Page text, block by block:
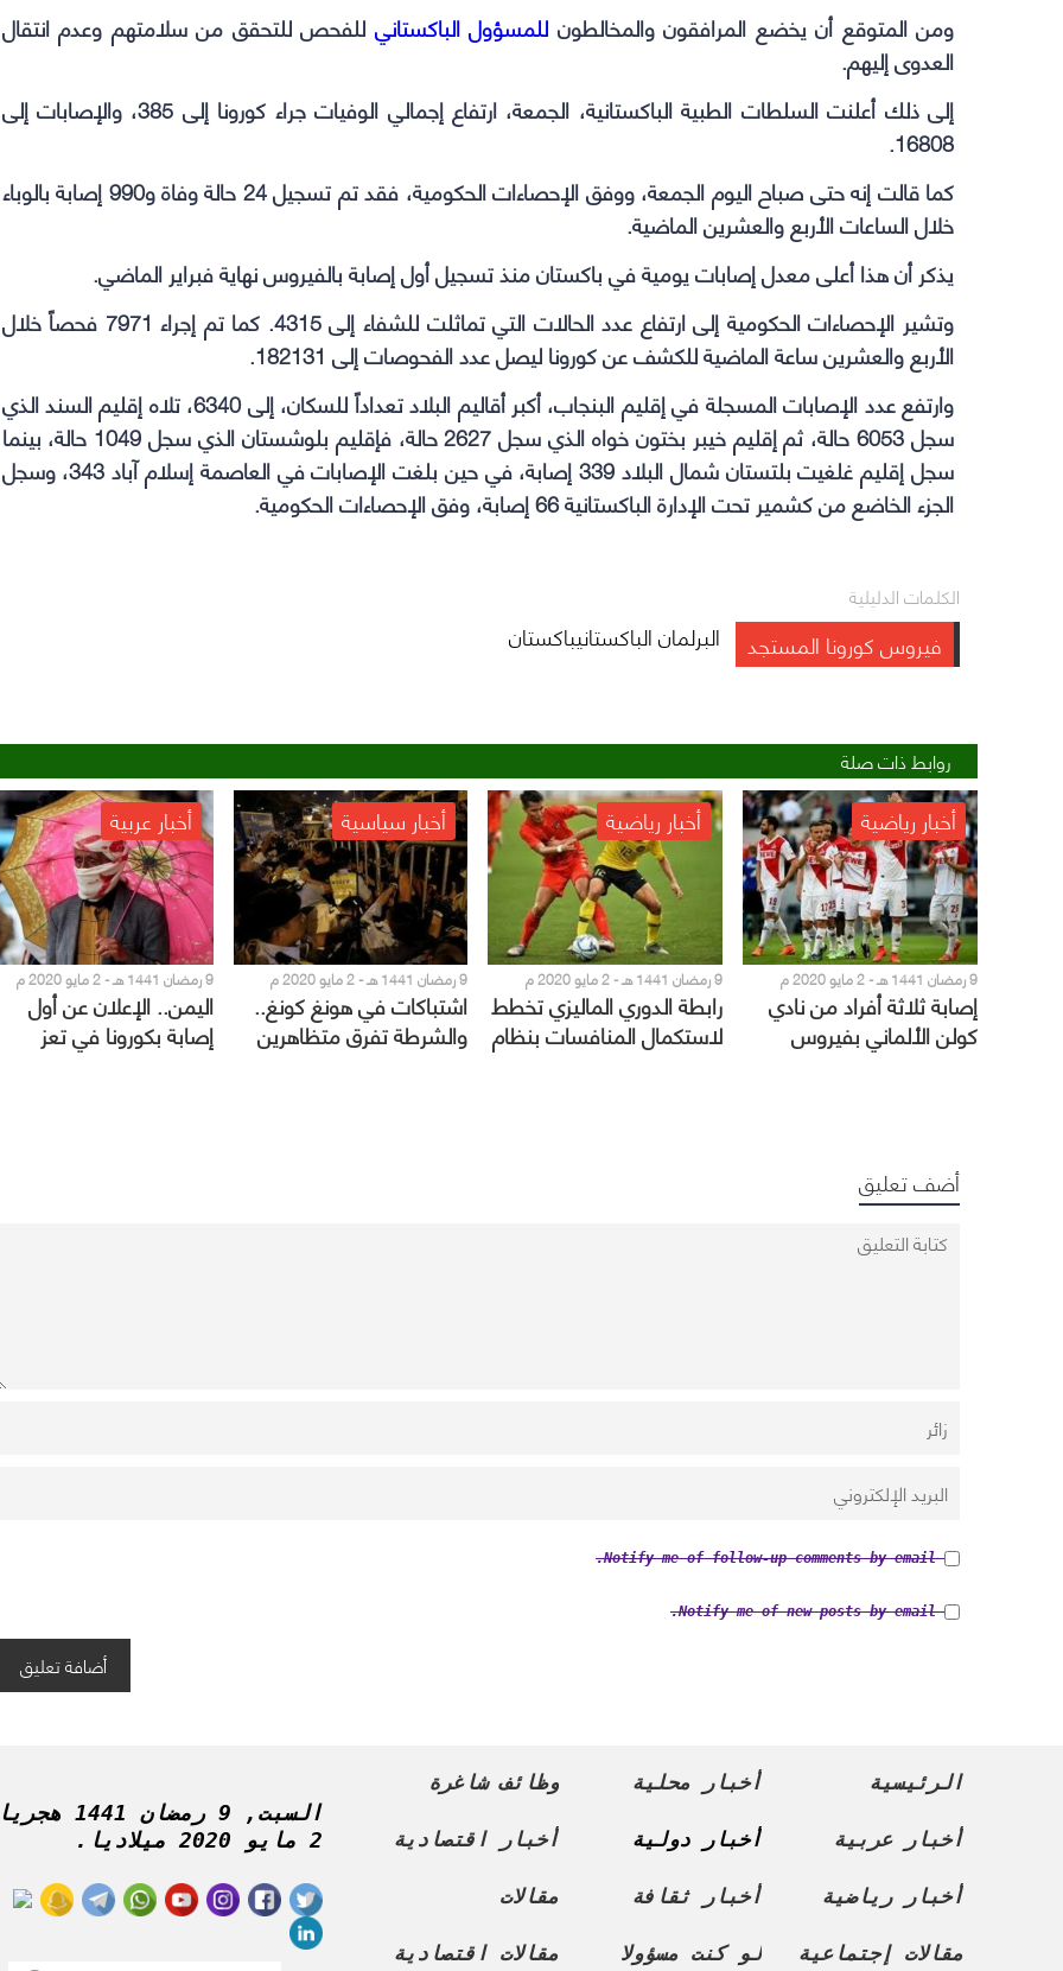
ومن المتوقع أن يخضع المرافقون والمخالطون للمسؤول الباكستاني للفحص للتحقق من سلامتهم وعدم انتقال
العدوى إليهم.
إلى ذلك أعلنت السلطات الطبية الباكستانية، الجمعة، ارتفاع إجمالي الوفيات جراء كورونا إلى 385، والإصابات إلى
16808.
كما قالت إنه حتى صباح اليوم الجمعة، ووفق الإحصاءات الحكومية، فقد تم تسجيل 24 حالة وفاة و990 إصابة بالوباء
خلال الساعات الأربع والعشرين الماضية.
يذكر أن هذا أعلى معدل إصابات يومية في باكستان منذ تسجيل أول إصابة بالفيروس نهاية فبراير الماضي.
وتشير الإحصاءات الحكومية إلى ارتفاع عدد الحالات التي تماثلت للشفاء إلى 4315. كما تم إجراء 7971 فحصاً خلال
الأربع والعشرين ساعة الماضية للكشف عن كورونا ليصل عدد الفحوصات إلى 182131.
وارتفع عدد الإصابات المسجلة في إقليم البنجاب، أكبر أقاليم البلاد تعداداً للسكان، إلى 6340، تلاه إقليم السند الذي
سجل 6053 حالة، ثم إقليم خيبر بختون خواه الذي سجل 2627 حالة، فإقليم بلوشستان الذي سجل 1049 حالة، بينما
سجل إقليم غلغيت بلتستان شمال البلاد 339 إصابة، في حين بلغت الإصابات في العاصمة إسلام آباد 343، وسجل
الجزء الخاضع من كشمير تحت الإدارة الباكستانية 66 إصابة، وفق الإحصاءات الحكومية.
الكلمات الدليلية
البرلمان الباكستانيباكستان فيروس كورونا المستجد
روابط ذات صلة
أخبار رياضية
9 رمضان 1441 هـ - 2 مايو 2020 م
إصابة ثلاثة أفراد من نادي
كولن الألماني بفيروس
كورونا المستجد
أخبار رياضية
9 رمضان 1441 هـ - 2 مايو 2020 م
رابطة الدوري الماليزي تخطط
لاستكمال المنافسات بنظام
جديد ودون حضور
أخبار سياسية
9 رمضان 1441 هـ - 2 مايو 2020 م
اشتباكات في هونغ كونغ..
والشرطة تفرق متظاهرين
أخبار عربية
9 رمضان 1441 هـ - 2 مايو 2020 م
اليمن.. الإعلان عن أول
إصابة بكورونا في تعز
أضف تعليق
Notify me of follow-up comments by email.
Notify me of new posts by email.
الرئيسية أخبار محلية وظائف شاغرة
أخبار عربية أخبار دولية أخبار اقتصادية
أخبار رياضية أخبار ثقافة مقالات
مقالات إجتماعية لو كنت مسؤولا مقالات اقتصادية
السبت, 9 رمضان 1441
2 مايو 2020 ميلاديا.